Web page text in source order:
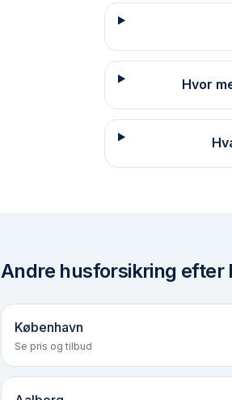
Hvor
Andre husforsikring efter
København
Se pris og tilbud